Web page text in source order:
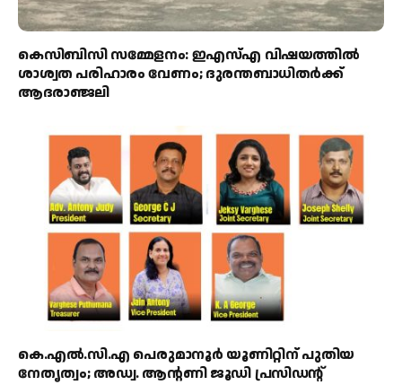
കെസിബിസി സമ്മേളനം: ഇഎസ്എ വിഷയത്തിൽ
ശാശ്വത പരിഹാരം വേണം; ദുരന്തബാധിതർക്ക്
ആദരാഞ്ജലി
കെ.എൽ.സി.എ പെരുമാനൂർ യൂണിറ്റിന് പുതിയ
നേതൃത്വം; അഡ്വ. ആന്റണി ജൂഡി പ്രസിഡന്റ്